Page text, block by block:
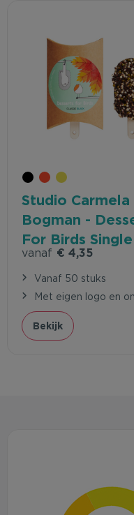
Studio Carmela
Bogman -
For Birds Single
vanaf € 4,35
Vanaf 50 stuks
Met eigen logo en
Bekijk